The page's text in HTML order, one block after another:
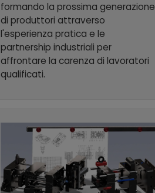
formando la prossima generazione
di produttori attraverso
l'esperienza pratica e le
partnership industriali per
affrontare la carenza di lavoratori
qualificati.